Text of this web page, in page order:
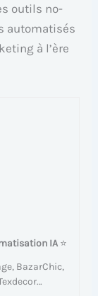
outils no-
automatisés
à l’ère
IA⭐
BazarChic,